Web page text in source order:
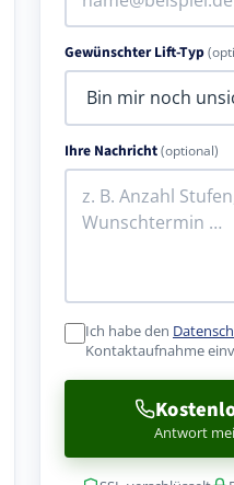
Gewünschter Lift-Typ
Ihre Nachricht(optional)
Ich habe den
Kontaktaufnahme
Antwort